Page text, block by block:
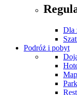
Dla
Podróż i pobyt